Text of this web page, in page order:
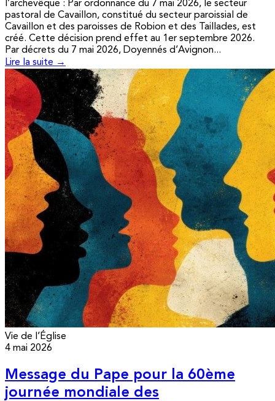
l’archevêque : Par ordonnance du 7 mai 2026, le secteur
pastoral de Cavaillon, constitué du secteur paroissial de
Cavaillon et des paroisses de Robion et des Taillades, est
créé. Cette décision prend effet au 1er septembre 2026.
Par décrets du 7 mai 2026, Doyennés d’Avignon...
Lire la suite →
Vie de l’Église
4 mai 2026
Message du Pape pour la 60ème
journée mondiale des